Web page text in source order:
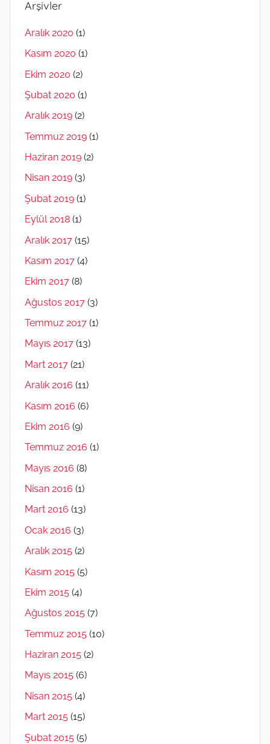
Arşivler
Aralık 2020 (1)
Kasım 2020 (1)
Ekim 2020 (2)
Şubat 2020 (1)
Aralık 2019 (2)
Temmuz 2019 (1)
Haziran 2019 (2)
Nisan 2019 (3)
Şubat 2019 (1)
Eylül 2018 (1)
Aralık 2017 (15)
Kasım 2017 (4)
Ekim 2017 (8)
Ağustos 2017 (3)
Temmuz 2017 (1)
Mayıs 2017 (13)
Mart 2017 (21)
Aralık 2016 (11)
Kasım 2016 (6)
Ekim 2016 (9)
Temmuz 2016 (1)
Mayıs 2016 (8)
Nisan 2016 (1)
Mart 2016 (13)
Ocak 2016 (3)
Aralık 2015 (2)
Kasım 2015 (5)
Ekim 2015 (4)
Ağustos 2015 (7)
Temmuz 2015 (10)
Haziran 2015 (2)
Mayıs 2015 (6)
Nisan 2015 (4)
Mart 2015 (15)
Şubat 2015 (5)